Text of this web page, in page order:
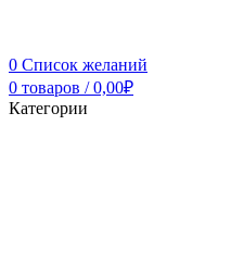
0 Список желаний
0 товаров / 0,00₽
Категории